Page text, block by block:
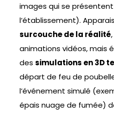
images qui se
l’établissement).
surcouche de la réalité
animations vidéos, mais
des simulations en 3D
départ de feu de
l’événement simulé
épais nuage de fumée)